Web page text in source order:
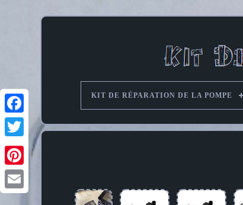
Pinterest
KIT DE RÉPARATION DE LA POMPE